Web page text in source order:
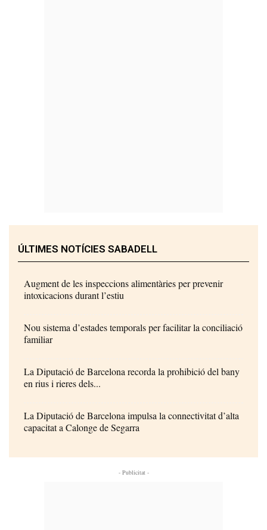
ÚLTIMES NOTÍCIES SABADELL
Augment de les inspeccions alimentàries per prevenir
intoxicacions durant l’estiu
Nou sistema d’estades temporals per facilitar la conciliació
familiar
La Diputació de Barcelona recorda la prohibició del bany
en rius i rieres dels...
La Diputació de Barcelona impulsa la connectivitat d’alta
capacitat a Calonge de Segarra
- Publicitat -